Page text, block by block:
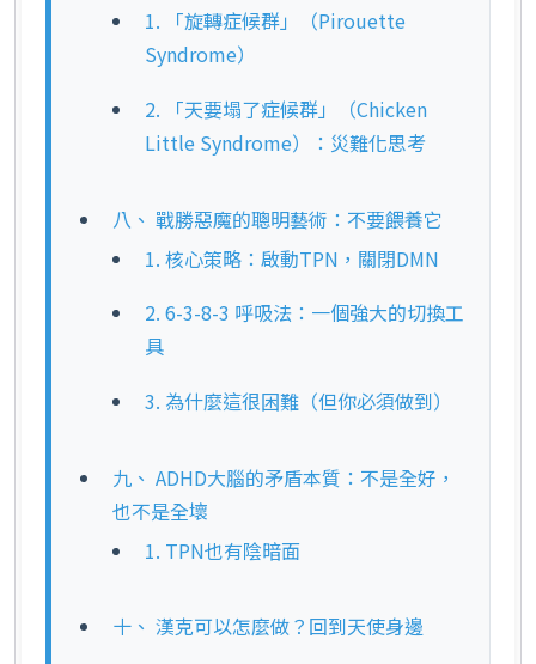
1. 「旋轉症候群」（Pirouette
Syndrome）
2. 「天要塌了症候群」（Chicken
Little Syndrome）：災難化思考
八、 戰勝惡魔的聰明藝術：不要餵養它
1. 核心策略：啟動TPN，關閉DMN
2. 6-3-8-3 呼吸法：一個強大的切換工
具
3. 為什麼這很困難（但你必須做到）
九、 ADHD大腦的矛盾本質：不是全好，
也不是全壞
1. TPN也有陰暗面
十、 漢克可以怎麼做？回到天使身邊